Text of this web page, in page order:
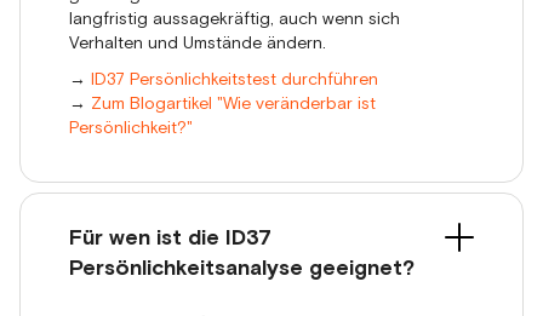
langfristig aussagekräftig, auch wenn sich
Verhalten und Umstände ändern.
→ ID37 Persönlichkeitstest durchführen
→ Zum Blogartikel "Wie veränderbar ist
Persönlichkeit?"
Für wen ist die ID37
Persönlichkeitsanalyse geeignet?